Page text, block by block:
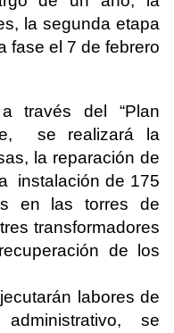
la segunda etapa
fase el 7 de febrero
través del “Plan
se realizará la
la reparación de
instalación de 175
en las torres de
transformadores
de los
labores de
se